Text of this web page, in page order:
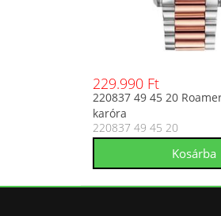
229.990 Ft
220837 49 45 20
karóra
220837 49 45 20